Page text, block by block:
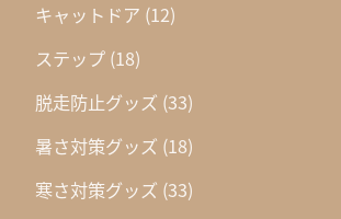
キャットドア (12)
ステップ (18)
脱走防止グッズ (33)
暑さ対策グッズ (18)
寒さ対策グッズ (33)